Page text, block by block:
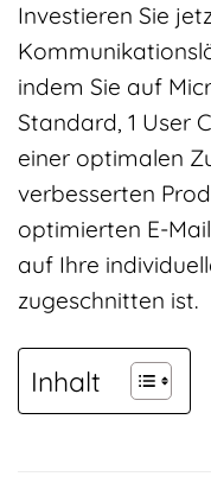
Investieren Sie
indem Sie auf
Standard, 1 User
einer optimalen
verbesserten
optimierten E-
auf Ihre
zugeschnitten ist.
Inhalt